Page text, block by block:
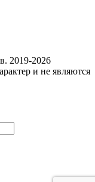
2019-2026
и не являются